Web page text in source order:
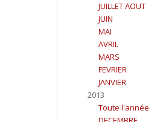
JUILLET AOUT
JUIN
MAI
AVRIL
MARS
FEVRIER
JANVIER
2013
Toute l'année